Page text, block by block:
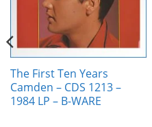
The First Ten Years
Camden – CDS 1213 –
1984 LP – B-WARE